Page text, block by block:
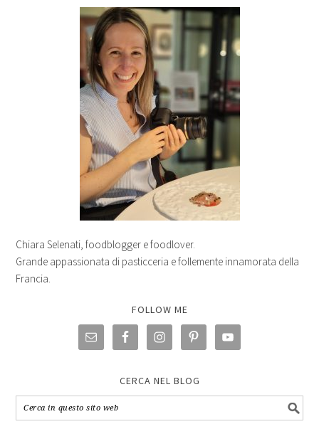
Chiara Selenati, foodblogger e foodlover.
Grande appassionata di pasticceria e follemente innamorata della
Francia.
FOLLOW ME
CERCA NEL BLOG